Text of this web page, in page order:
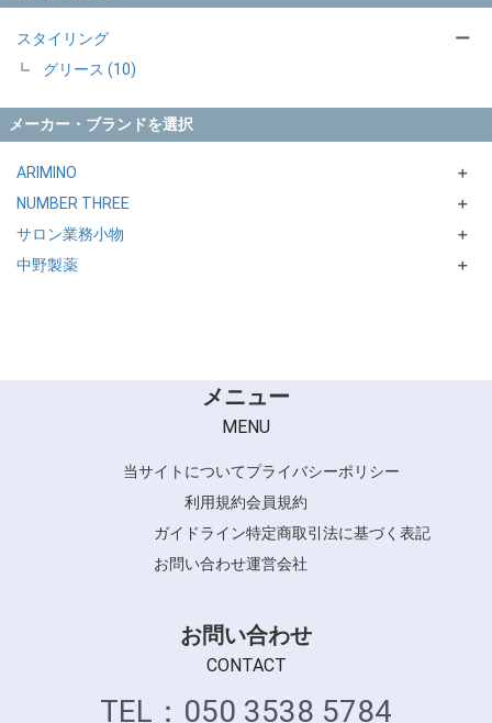
スタイリング
グリース (10)
ー
メーカー・ブランドを選択
ARIMINO
ARIMINO MEN
Mark U
＋
NUMBER THREE
STYLE me
＋
サロン業務小物
＋
中野製薬
＋
メニュー
MENU
当サイトについてプライバシーポリシー
利用規約会員規約
ガイドライン特定商取引法に基づく表記
お問い合わせ運営会社
お問い合わせ
CONTACT
TEL：050 3538 5784